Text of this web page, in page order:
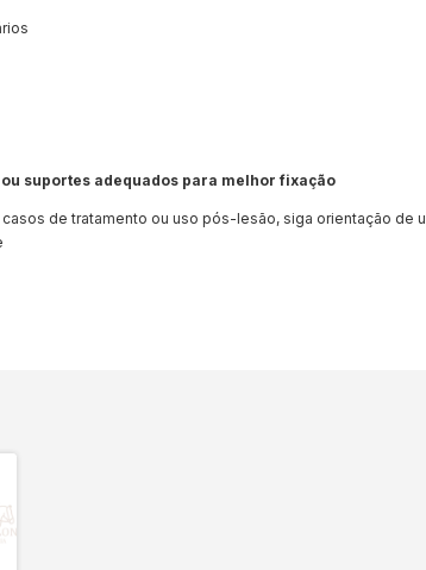
suportes adequados para melhor fixação
de tratamento ou uso pós-lesão, siga orientação de